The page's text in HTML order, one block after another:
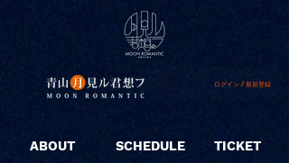
ログイン / 新規登録
ABOUT SCHEDULE TICKET